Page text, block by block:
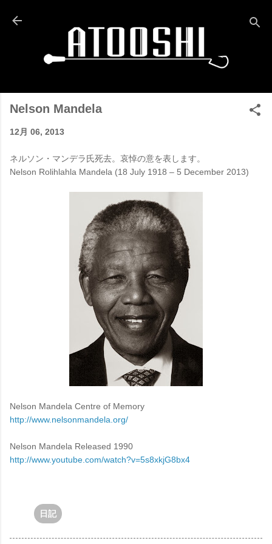
Nelson Mandela
12月 06, 2013
ネルソン・マンデラ氏死去。哀悼の意を表します。
Nelson Rolihlahla Mandela (18 July 1918 – 5 December 2013)
Nelson Mandela Centre of Memory
http://www.nelsonmandela.org/
Nelson Mandela Released 1990
http://www.youtube.com/watch?v=5s8xkjG8bx4
日記